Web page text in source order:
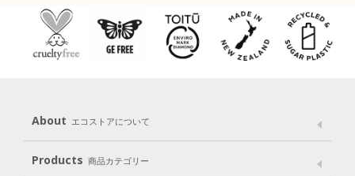
About エコストアについて
メッセージ ブランドストーリー
Products 商品カテゴリー